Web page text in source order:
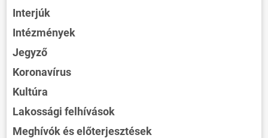
Interjúk
Intézmények
Jegyző
Koronavírus
Kultúra
Lakossági felhívások
Meghívók és előterjesztések